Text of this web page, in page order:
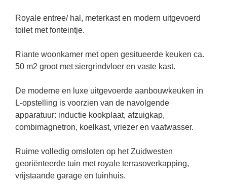
Royale entree/ hal, meterkast en modern uitgevoerd
toilet met fonteintje.
Riante woonkamer met open gesitueerde keuken ca.
50 m2 groot met siergrindvloer en vaste kast.
De moderne en luxe uitgevoerde aanbouwkeuken in
L-opstelling is voorzien van de navolgende
apparatuur: inductie kookplaat, afzuigkap,
combimagnetron, koelkast, vriezer en vaatwasser.
Ruime volledig omsloten op het Zuidwesten
georiënteerde tuin met royale terrasoverkapping,
vrijstaande garage en tuinhuis.